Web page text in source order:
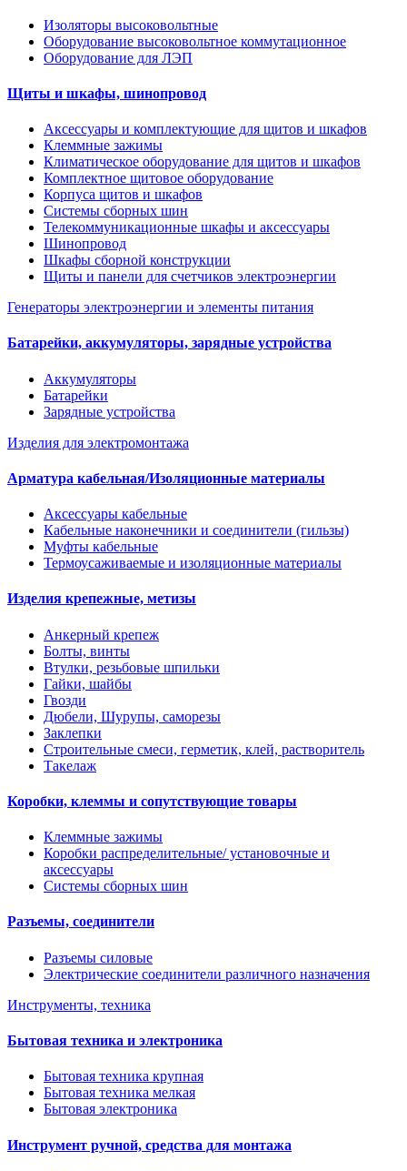
Изоляторы высоковольтные
Оборудование высоковольтное коммутационное
Оборудование для ЛЭП
Щиты и шкафы, шинопровод
Аксессуары и комплектующие для щитов и шкафов
Клеммные зажимы
Климатическое оборудование для щитов и шкафов
Комплектное щитовое оборудование
Корпуса щитов и шкафов
Системы сборных шин
Телекоммуникационные шкафы и аксессуары
Шинопровод
Шкафы сборной конструкции
Щиты и панели для счетчиков электроэнергии
Генераторы электроэнергии и элементы питания
Батарейки, аккумуляторы, зарядные устройства
Аккумуляторы
Батарейки
Зарядные устройства
Изделия для электромонтажа
Арматура кабельная/Изоляционные материалы
Аксессуары кабельные
Кабельные наконечники и соединители (гильзы)
Муфты кабельные
Термоусаживаемые и изоляционные материалы
Изделия крепежные, метизы
Анкерный крепеж
Болты, винты
Втулки, резьбовые шпильки
Гайки, шайбы
Гвозди
Дюбели, Шурупы, саморезы
Заклепки
Строительные смеси, герметик, клей, растворитель
Такелаж
Коробки, клеммы и сопутствующие товары
Клеммные зажимы
Коробки распределительные/ установочные и
аксессуары
Системы сборных шин
Разъемы, соединители
Разъемы силовые
Электрические соединители различного назначения
Инструменты, техника
Бытовая техника и электроника
Бытовая техника крупная
Бытовая техника мелкая
Бытовая электроника
Инструмент ручной, средства для монтажа